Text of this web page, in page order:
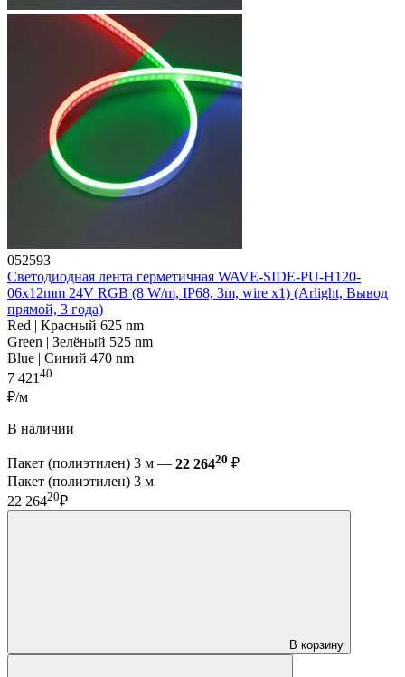
052593
Светодиодная лента герметичная WAVE-SIDE-PU-H120-
06x12mm 24V RGB (8 W/m, IP68, 3m, wire x1) (Arlight, Вывод
прямой, 3 года)
Red | Красный 625 nm
Green | Зелёный 525 nm
Blue | Синий 470 nm
7 42140
₽/м
В наличии
Пакет (полиэтилен) 3 м — 22 26420 ₽
Пакет (полиэтилен) 3 м
22 26420₽
В корзину